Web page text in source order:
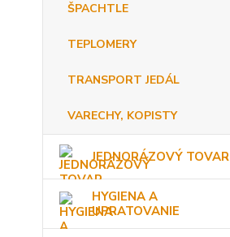
ŠPACHTLE
TEPLOMERY
TRANSPORT JEDÁL
VARECHY, KOPISTY
JEDNORÁZOVÝ TOVAR
HYGIENA A
UPRATOVANIE